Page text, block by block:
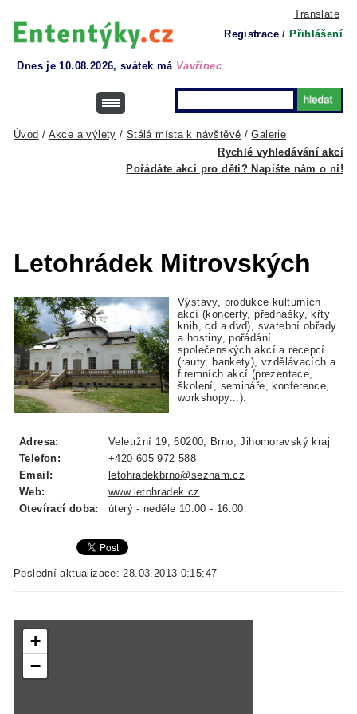
Translate
Registrace / Přihlášení
Dnes je 10.08.2026, svátek má Vavřinec
Rychlé vyhledávání akcí
Úvod / Akce a výlety / Stálá místa k návštěvě /Galerie
Pořádáte akci pro děti? Napište nám o ní!
Letohrádek Mitrovských
Výstavy, produkce kulturních
akcí (koncerty, přednášky, křty
knih, cd a dvd), svatební obřady
a hostiny, pořádání
společenských akcí a recepcí
(rauty, bankety), vzdělávacích a
firemních akcí (prezentace,
školení, semináře, konference,
workshopy...).
Adresa:
Veletržní 19, 60200, Brno, Jihomoravský kraj
Telefon:
+420 605 972 588
Email:
letohradekbrno@seznam.cz
Web:
www.letohradek.cz
Otevírací doba:
úterý - neděle 10:00 - 16:00
Poslední aktualizace: 28.03.2013 0:15:47
+
−